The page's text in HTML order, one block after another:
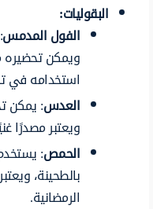
البقوليات:
الفول المدمس
ويمكن تحضيره
استخدامه في
العدس: يمكن
ويعتبر مصدرًا
الحمص:
بالطحينة،
الرمضانية.